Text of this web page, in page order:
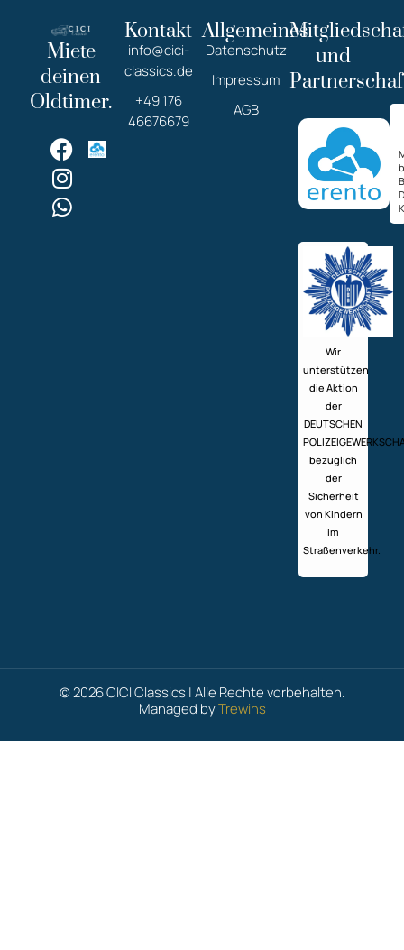
Miete
deinen
Oldtimer.
Kontakt
info@cici-
classics.de
+49 176
46676679
Allgemeines
Datenschutz
Impressum
AGB
und
Wir
unterstützen
die Aktion
der
DEUTSCHEN
bezüglich
der
Sicherheit
von Kindern
im
Straßenverkehr.
© 2026 CICI Classics | Alle Rechte vorbehalten.
Managed byTrewins